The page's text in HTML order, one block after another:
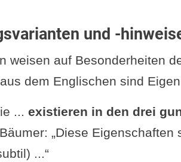
und -
weisen auf Besonderheiten
dem Englischen sind
... existieren in den drei
„Diese
...“